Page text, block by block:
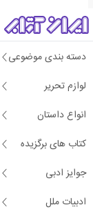
دسته بندی موضوعی
لوازم تحریر
انواع داستان
کتاب های برگزیده
جوایز ادبی
ادبیات ملل
درباره فدریکو گارسیا
و نویسنده
کیلومتری شمال شرقی
مادر فردی متشخص و
غرناطه، پایتخت